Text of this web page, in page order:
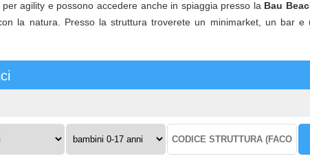
agility e possono accedere anche in spiaggia presso la Bau
la natura. Presso la struttura troverete un minimarket, un bar e
17
struttura: